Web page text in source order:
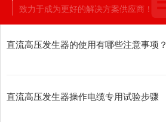
致力于成为更好的解决方案供应商！
直流高压发生器的使用有哪些注意事项？
直流高压发生器操作电缆专用试验步骤